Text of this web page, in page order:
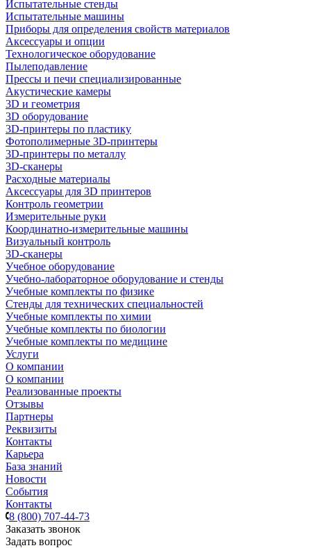
Испытательные стенды
Испытательные машины
Приборы для определения свойств материалов
Аксессуары и опции
Технологическое оборудование
Пылеподавление
Прессы и печи специализированные
Акустические камеры
3D и геометрия
3D оборудование
3D-принтеры по пластику
Фотополимерные 3D-принтеры
3D-принтеры по металлу
3D-сканеры
Расходные материалы
Аксессуары для 3D принтеров
Контроль геометрии
Измерительные руки
Координатно-измерительные машины
Визуальный контроль
3D-сканеры
Учебное оборудование
Учебно-лабораторное оборудование и стенды
Учебные комплекты по физике
Стенды для технических специальностей
Учебные комплекты по химии
Учебные комплекты по биологии
Учебные комплекты по медицине
Услуги
О компании
О компании
Реализованные проекты
Отзывы
Партнеры
Реквизиты
Контакты
Карьера
База знаний
Новости
События
Контакты
8 (800) 707-44-73
Заказать звонок
Задать вопрос